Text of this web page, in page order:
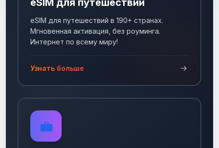
eSIM для путешествий
eSIM для путешествий в 190+ странах.
Мгновенная активация, без роуминга.
Интернет по всему миру!
Узнать больше
💼